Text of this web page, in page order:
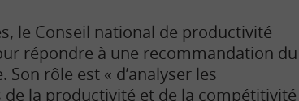
le Conseil national de productivité
répondre à une recommandation du
Son rôle est « d’analyser les
la productivité et de la compétitivité